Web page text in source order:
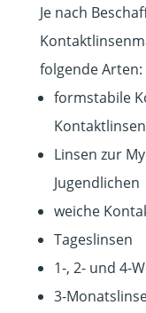
Je nach
folgende Arten:
formstabile
Linsen zur
Jugendlichen
weiche
Tageslinsen
1-, 2- und 4-
3-